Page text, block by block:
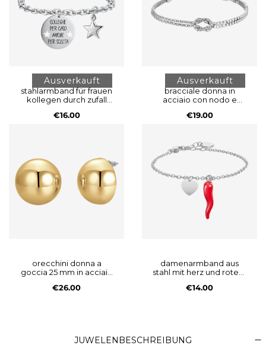
Ausverkauft
stahlarmband für frauen
kollegen durch zufall
€16.00
Ausverkauft
bracciale donna in
acciaio con nodo e
€19.00
orecchini donna a
goccia 25 mm in acciaio
€26.00
damenarmband aus
stahl mit herz und rotem
€14.00
JUWELENBESCHREIBUNG